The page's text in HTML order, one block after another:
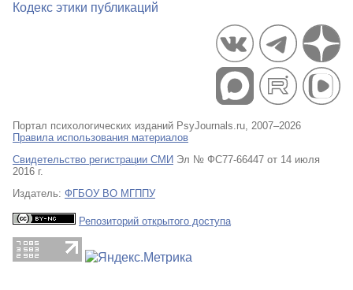
Кодекс этики публикаций
Портал психологических изданий PsyJournals.ru, 2007–2026
Правила использования материалов
Свидетельство регистрации СМИ Эл № ФС77-66447 от 14 июля
2016 г.
Издатель: ФГБОУ ВО МГППУ
Репозиторий открытого доступа